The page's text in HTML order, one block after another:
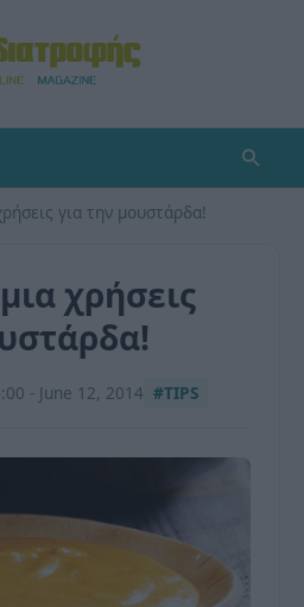
για την μουστάρδα!
χρήσεις
- June 12, 2014 #TIPS